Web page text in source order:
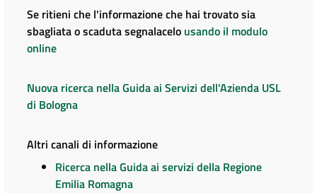
Se ritieni che l'informazione che hai trovato sia
sbagliata o scaduta segnalacelo usando il modulo
online
Nuova ricerca nella Guida ai Servizi dell'Azienda USL
di Bologna
Altri canali di informazione
Ricerca nella Guida ai servizi della Regione
Emilia Romagna